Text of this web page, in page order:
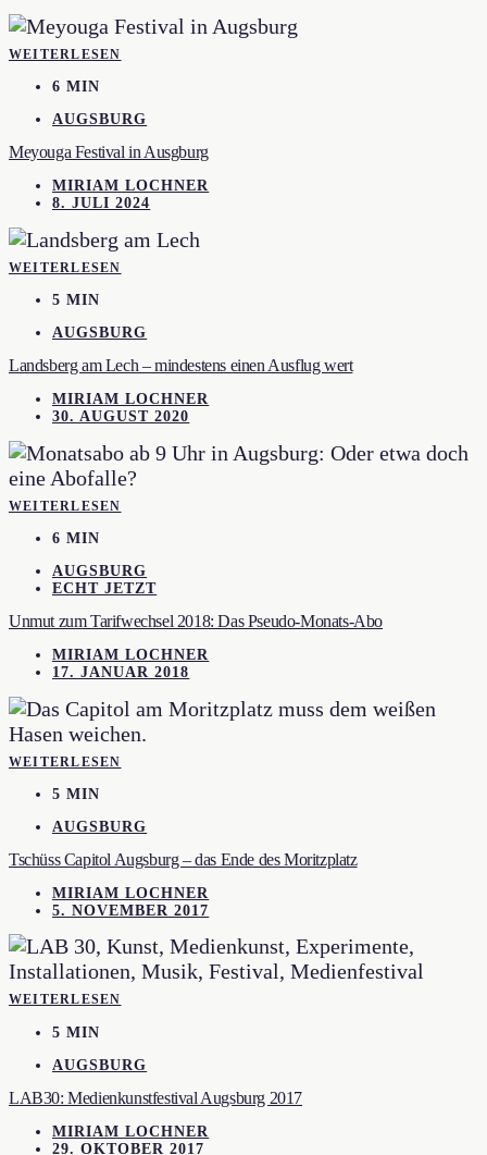
WEITERLESEN
6 MIN
AUGSBURG
Meyouga Festival in Ausgburg
MIRIAM LOCHNER
8. JULI 2024
WEITERLESEN
5 MIN
AUGSBURG
Landsberg am Lech – mindestens einen Ausflug wert
MIRIAM LOCHNER
30. AUGUST 2020
WEITERLESEN
6 MIN
AUGSBURG
ECHT JETZT
Unmut zum Tarifwechsel 2018: Das Pseudo-Monats-Abo
MIRIAM LOCHNER
17. JANUAR 2018
WEITERLESEN
5 MIN
AUGSBURG
Tschüss Capitol Augsburg – das Ende des Moritzplatz
MIRIAM LOCHNER
5. NOVEMBER 2017
WEITERLESEN
5 MIN
AUGSBURG
LAB30: Medienkunstfestival Augsburg 2017
MIRIAM LOCHNER
29. OKTOBER 2017